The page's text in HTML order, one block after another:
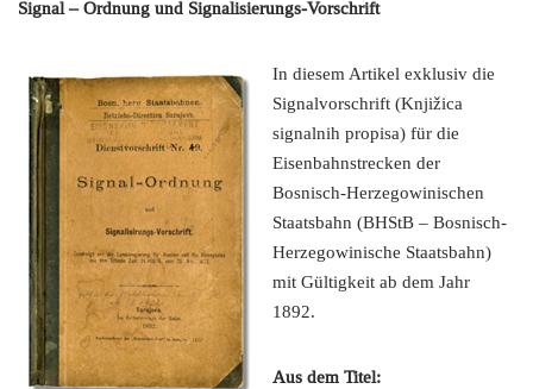
Signal – Ordnung und Signalisierungs-Vorschrift
In diesem Artikel exklusiv die
Signalvorschrift (Knjižica
signalnih propisa) für die
Eisenbahnstrecken der
Bosnisch-Herzegowinischen
Staatsbahn (BHStB – Bosnisch-
Herzegowinische Staatsbahn)
mit Gültigkeit ab dem Jahr
1892.
Aus dem Titel: